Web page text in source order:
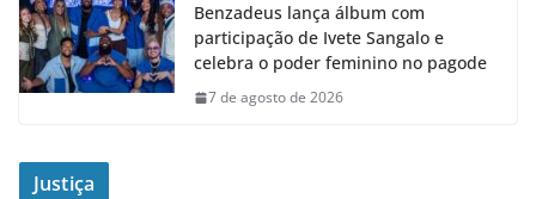
Benzadeus lança álbum com
participação de Ivete Sangalo e
celebra o poder feminino no pagode
7 de agosto de 2026
Justiça